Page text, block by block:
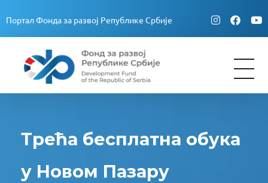
Портал Фонда за развој Републике Србије
Fond za razvoj Republike Srbije
Трећа бесплатна обука
у Новом Пазару